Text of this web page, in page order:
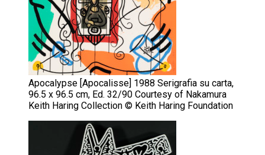
Apocalypse [Apocalisse] 1988 Serigrafia su carta,
96.5 x 96.5 cm, Ed. 32/90 Courtesy of Nakamura
Keith Haring Collection © Keith Haring Foundation